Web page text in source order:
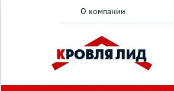
О компании